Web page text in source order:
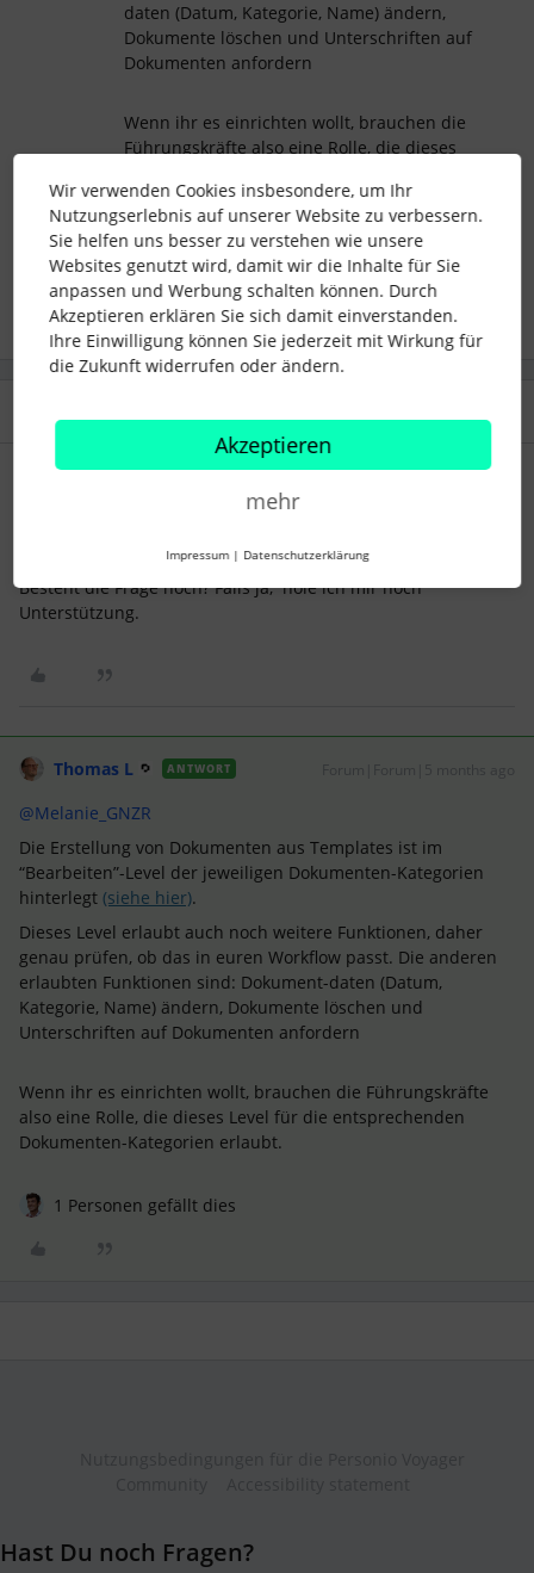
daten (Datum, Kategorie, Name) ändern,
Dokumente löschen und Unterschriften auf
Dokumenten anfordern
Wenn ihr es einrichten wollt, brauchen die
Führungskräfte also eine Rolle, die dieses
Kategorien erlaubt.
Besteht die Frage noch? Falls ja, hole ich mir noch
Unterstützung.
Thomas L ANTWORT
@Melanie_GNZR
Die Erstellung von Dokumenten aus Templates ist im
“Bearbeiten”-Level der jeweiligen Dokumenten-Kategorien
hinterlegt (siehe hier).
Dieses Level erlaubt auch noch weitere Funktionen, daher
genau prüfen, ob das in euren Workflow passt. Die anderen
erlaubten Funktionen sind: Dokument-daten (Datum,
Kategorie, Name) ändern, Dokumente löschen und
Unterschriften auf Dokumenten anfordern
Wenn ihr es einrichten wollt, brauchen die Führungskräfte
also eine Rolle, die dieses Level für die entsprechenden
Dokumenten-Kategorien erlaubt.
1 Personen gefällt dies
Hast Du noch Fragen?
Wir verwenden Cookies insbesondere, um Ihr
Nutzungserlebnis auf unserer Website zu verbessern.
Sie helfen uns besser zu verstehen wie unsere
Websites genutzt wird, damit wir die Inhalte für Sie
anpassen und Werbung schalten können. Durch
Akzeptieren erklären Sie sich damit einverstanden.
Ihre Einwilligung können Sie jederzeit mit Wirkung für
die Zukunft widerrufen oder ändern.
Akzeptieren
mehr
Impressum | Datenschutzerklärung